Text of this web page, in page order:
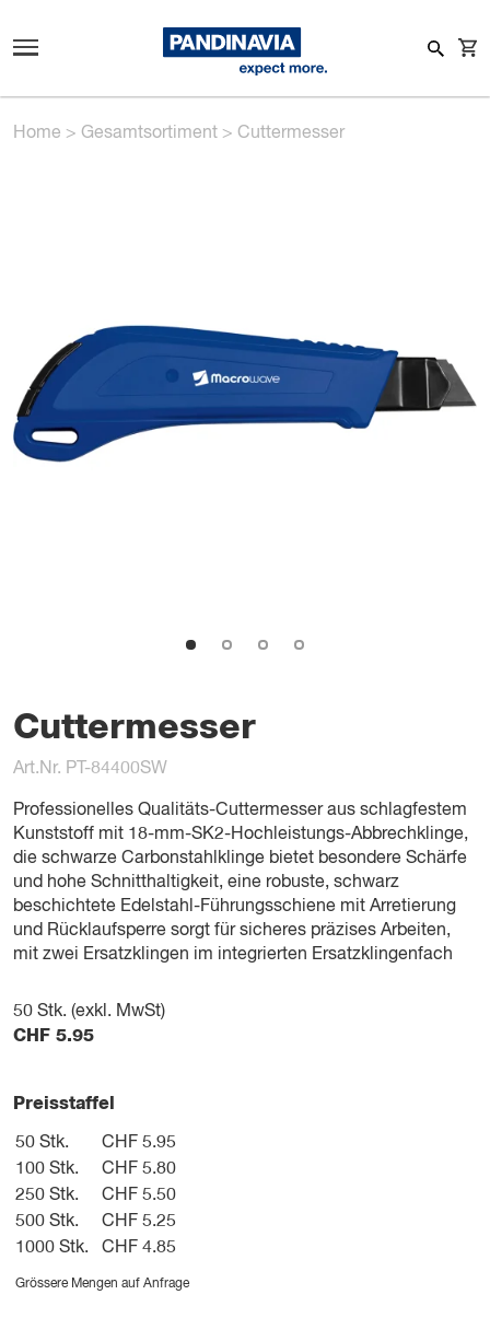
Home > Gesamtsortiment > Cuttermesser
Cuttermesser
Art.Nr. PT-84400SW
Professionelles Qualitäts-Cuttermesser aus schlagfestem
Kunststoff mit 18-mm-SK2-Hochleistungs-Abbrechklinge,
die schwarze Carbonstahlklinge bietet besondere Schärfe
und hohe Schnitthaltigkeit, eine robuste, schwarz
beschichtete Edelstahl-Führungsschiene mit Arretierung
und Rücklaufsperre sorgt für sicheres präzises Arbeiten,
mit zwei Ersatzklingen im integrierten Ersatzklingenfach
50 Stk. (exkl. MwSt)
CHF 5.95
Preisstaffel
50 Stk.
CHF 5.95
100 Stk.
CHF 5.80
250 Stk.
CHF 5.50
500 Stk.
CHF 5.25
1000 Stk.
CHF 4.85
Grössere Mengen auf Anfrage